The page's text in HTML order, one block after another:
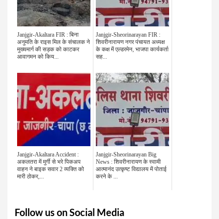
Janjgir-Akaltara FIR : बिना
अनुमति के राइस मिल के संचालक ने
मुख्यमार्ग की सड़क को काटकर
आवागमन को किय...
Janjgir-Sheorinarayan FIR :
शिवरीनारायण नगर पंचायत अध्यक्ष
के कक्ष में एल्डरमेन, भाजपा कार्यकर्ता
सह...
Janjgir-Akaltara Accident :
अकलतरा में मुर्गी से भरे पिकअप
वाहन ने बाइक सवार 2 व्यक्ति को
मारी ठोकर,...
Janjgir-Sheorinarayan Big
News : शिवरीनारायण के स्वामी
आत्मानंद उत्कृष्ट विद्यालय में पोताई
करने के ...
Follow us on Social Media